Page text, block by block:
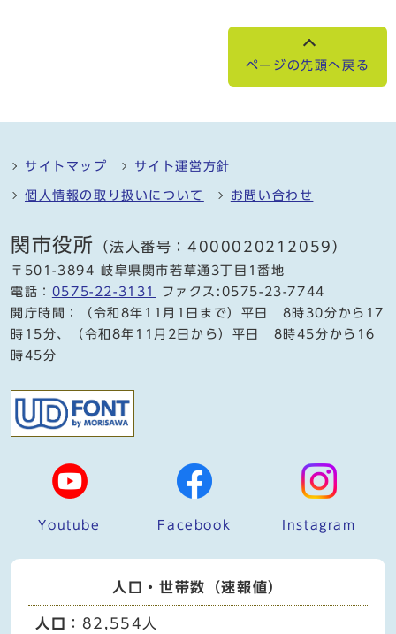
ページの先頭へ戻る
サイトマップ サイト運営方針
個人情報の取り扱いについて お問い合わせ
関市役所 （法人番号：4000020212059）
〒501-3894 岐阜県関市若草通3丁目1番地
電話： 0575-22-3131
ファクス:0575-23-7744
開庁時間：（令和8年11月1日まで）平日 8時30分から17
時15分、（令和8年11月2日から）平日 8時45分から16
時45分
Youtube Facebook Instagram
人口・世帯数（速報値）
人口 ：82,554人